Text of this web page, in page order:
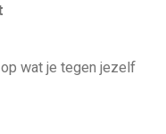
wat je tegen jezelf